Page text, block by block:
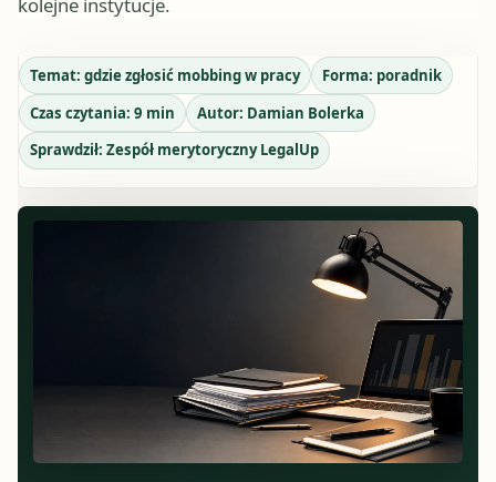
kolejne instytucje.
Temat: gdzie zgłosić mobbing w pracy Forma: poradnik
Czas czytania: 9 min Autor: Damian Bolerka
Sprawdził: Zespół merytoryczny LegalUp